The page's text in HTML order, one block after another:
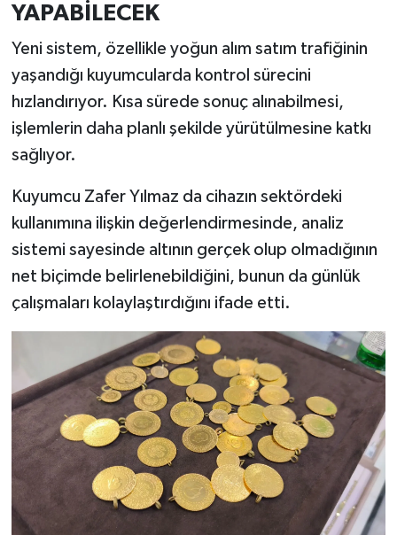
YAPABİLECEK
Yeni sistem, özellikle yoğun alım satım trafiğinin
yaşandığı kuyumcularda kontrol sürecini
hızlandırıyor. Kısa sürede sonuç alınabilmesi,
işlemlerin daha planlı şekilde yürütülmesine katkı
sağlıyor.
Kuyumcu Zafer Yılmaz da cihazın sektördeki
kullanımına ilişkin değerlendirmesinde, analiz
sistemi sayesinde altının gerçek olup olmadığının
net biçimde belirlenebildiğini, bunun da günlük
çalışmaları kolaylaştırdığını ifade etti.